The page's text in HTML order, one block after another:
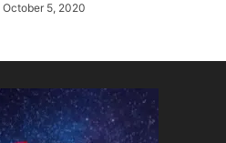
October 5, 2020